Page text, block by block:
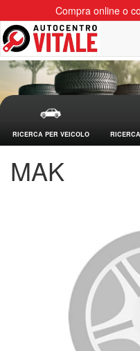
Compra online o
RICERCA PER VEICOLO
MAK